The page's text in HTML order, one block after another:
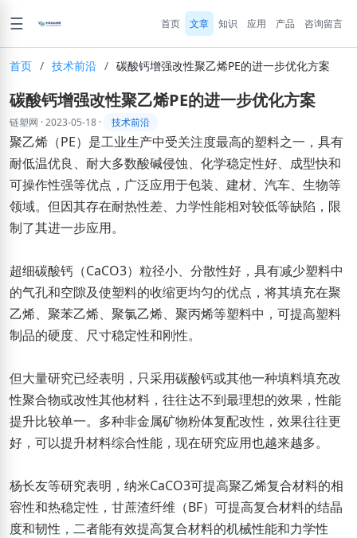
☰ 首页 文章 知识 应用 产品 咨询留言
首页 / 技术前沿 / 碳酸钙增强改性聚乙烯PE的进一步优化方案
碳酸钙增强改性聚乙烯PE的进一步优化方案
链塑网 ·2023-05-18 · 技术前沿
聚乙烯（PE）是工业生产中受关注度最高的塑料之一，具有
耐低温优良、耐大多数酸碱侵蚀、化学稳定性好、成型快和
可操作性强等优点，广泛应用于包装、建材、汽车、生物等
领域。但因其存在耐热性差、力学性能相对较低等缺陷，限
制了其进一步应用。
超细碳酸钙（CaCO3）粒径小、分散性好，具有减少塑料中
的气孔和空隙及使塑料的收缩更均匀的优点，将其填充在聚
乙烯、聚苯乙烯、聚氯乙烯、聚丙烯等塑料中，可提高塑料
制品的硬度、尺寸稳定性和刚性。
但大量研究已经表明，只采用碳酸钙或其他一种填料填充改
性聚合物或改性其他材料，往往达不到最理想的效果，性能
提升比较单一。多种非金属矿物粉体复配改性，效果往往更
好，可以提升材料综合性能，现在研究应用也越来越多。
杨长友等研究表明，纳米CaCO3可提高聚乙烯复合材料的相
容性和热稳定性，甘蔗渣纤维（BF）可提高复合材料的结晶
度和韧性，二者能有效提高复合材料的机械性能和力学性